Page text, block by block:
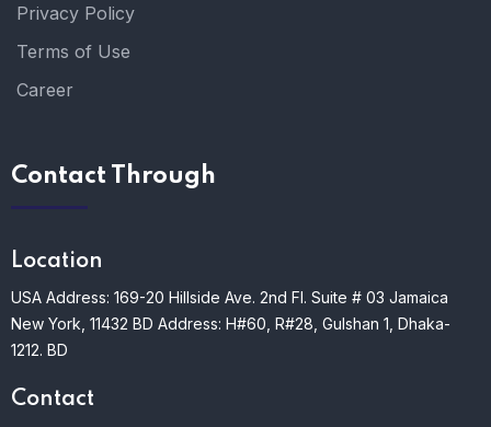
Privacy Policy
Terms of Use
Career
Contact Through
Location
USA Address: 169-20 Hillside Ave. 2nd Fl. Suite # 03 Jamaica
New York, 11432 BD Address: H#60, R#28, Gulshan 1, Dhaka-
1212. BD
Contact